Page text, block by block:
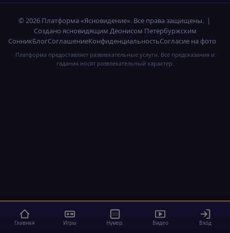
© 2026 Платформа «Ясновидение». Все права защищены. |
Создано ясновидящим Деонисом Петербуржским
СонникБлогСоглашениеКонфиденциальностьСогласие на фото
Платформа предоставляет развлекательные услуги. Все предсказания и
гадания носят развлекательный характер.
Главная Игры Нумер. Видео Вход